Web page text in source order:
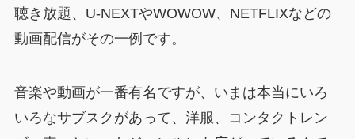
聴き放題、U-NEXTやWOWOW、NETFLIXなどの
動画配信がその一例です。
音楽や動画が一番有名ですが、いまは本当にいろ
いろなサブスクがあって、洋服、コンタクトレン